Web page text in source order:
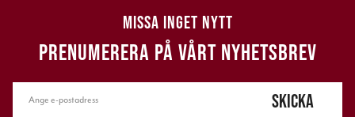
MISSA INGET NYTT
PRENUMERERA PÅ VÅRT NYHETSBREV
SKICKA